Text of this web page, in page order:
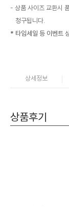
상품 사이즈 교환시
청구됩니다.
* 타임세일 등 이벤트
상세정보
상품후기